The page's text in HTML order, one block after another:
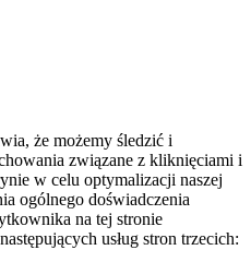
że możemy śledzić i
związane z kliknięciami i
w celu optymalizacji naszej
ogólnego doświadczenia
na tej stronie
usług stron trzecich: